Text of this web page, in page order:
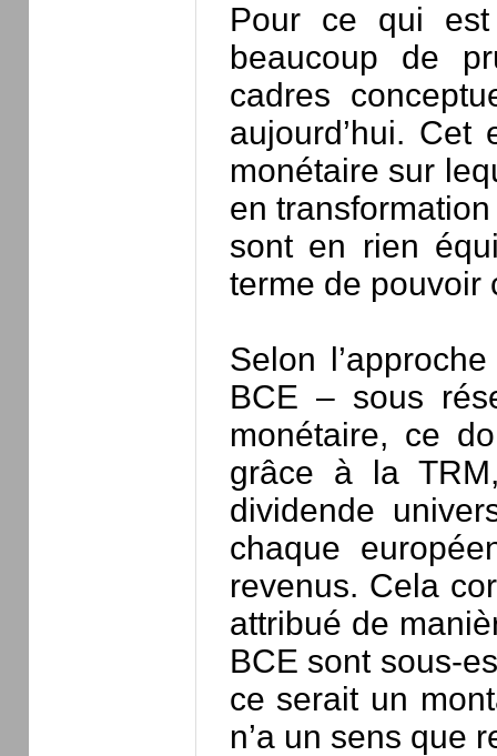
Pour ce qui
beaucoup de
cadres
aujourd’hui. Cet
monétaire sur
en
sont en rien
terme de pouvoir
Selon
BCE – sous
monétaire, ce
grâce à la
dividende
chaque
revenus. Cela
attribué de
BCE sont sous-
ce serait un
n’a un sens que